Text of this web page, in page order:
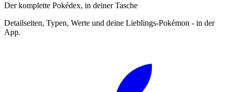
Der komplette Pokédex, in deiner Tasche
Detailseiten, Typen, Werte und deine Lieblings-Pokémon - in der
App.